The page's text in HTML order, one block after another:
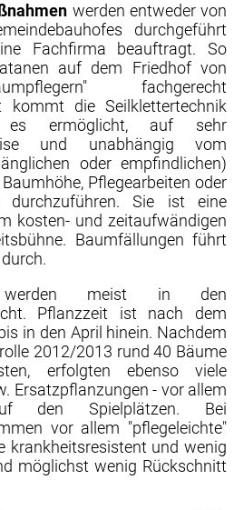
werden entweder von
durchgeführt
Fachfirma beauftragt. So
auf dem Friedhof von
fachgerecht
kommt die Seilklettertechnik
ermöglicht, auf sehr
und unabhängig vom
oder empfindlichen)
Pflegearbeiten oder
durchzuführen. Sie ist eine
kosten- und zeitaufwändigen
Baumfällungen führt
werden meist in den
Pflanzzeit ist nach dem
in den April hinein. Nachdem
2012/2013 rund 40 Bäume
erfolgten ebenso viele
Ersatzpflanzungen - vor allem
Spielplätzen. Bei
vor allem "pflegeleichte"
krankheitsresistent und wenig
möglichst wenig Rückschnitt